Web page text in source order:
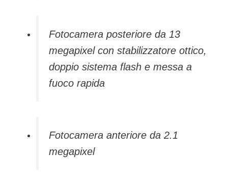
Fotocamera posteriore da 13
megapixel con stabilizzatore ottico,
doppio sistema flash e messa a
fuoco rapida
Fotocamera anteriore da 2.1
megapixel